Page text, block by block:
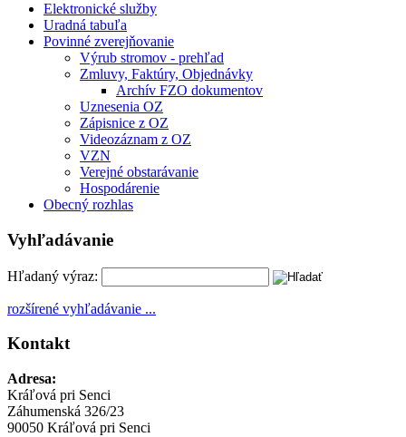
Elektronické služby
Uradná tabuľa
Povinné zverejňovanie
Výrub stromov - prehľad
Zmluvy, Faktúry, Objednávky
Archív FZO dokumentov
Uznesenia OZ
Zápisnice z OZ
Videozáznam z OZ
VZN
Verejné obstarávanie
Hospodárenie
Obecný rozhlas
Vyhľadávanie
Hľadaný výraz:
rozšírené vyhľadávanie ...
Kontakt
Adresa:
Kráľová pri Senci
Záhumenská 326/23
90050 Kráľová pri Senci